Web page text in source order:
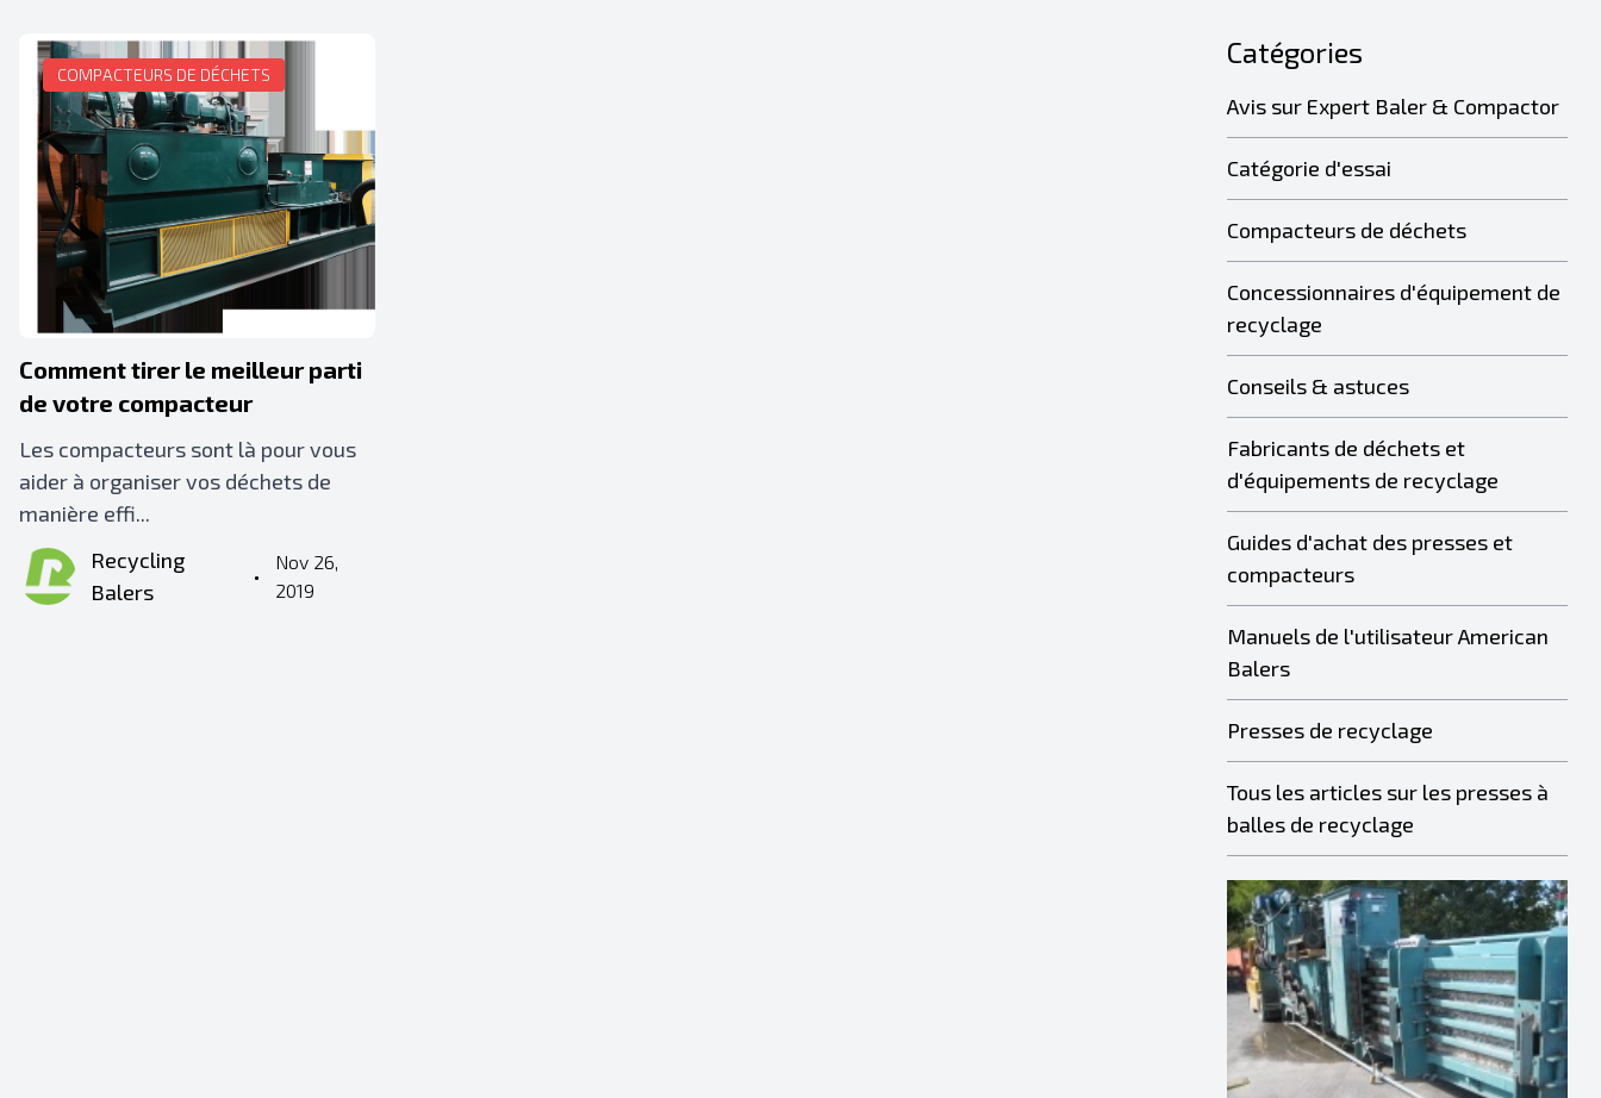
COMPACTEURS DE DÉCHETS
Comment tirer le meilleur parti
de votre compacteur
Les compacteurs sont là pour vous
aider à organiser vos déchets de
manière effi...
Recycling
Balers
•
Nov 26,
2019
Catégories
Avis sur Expert Baler & Compactor
Catégorie d'essai
Compacteurs de déchets
Concessionnaires d'équipement de
recyclage
Conseils & astuces
Fabricants de déchets et
d'équipements de recyclage
Guides d'achat des presses et
compacteurs
Manuels de l'utilisateur American
Balers
Presses de recyclage
Tous les articles sur les presses à
balles de recyclage